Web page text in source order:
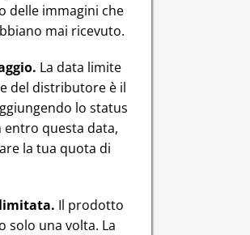
delle immagini che
mai ricevuto.
La data limite
del distributore è il
lo status
entro questa data,
la tua quota di
Il prodotto
solo una volta. La